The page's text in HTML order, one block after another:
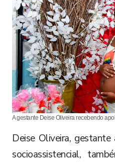
A gestante Deise Oliveira recebendo
Deise Oliveira,
socioassistencial,